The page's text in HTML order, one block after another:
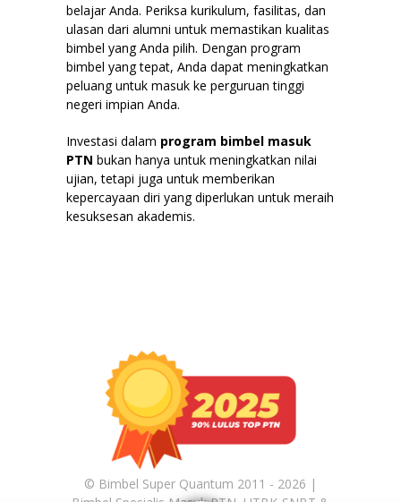
belajar Anda. Periksa kurikulum, fasilitas, dan
ulasan dari alumni untuk memastikan kualitas
bimbel yang Anda pilih. Dengan program
bimbel yang tepat, Anda dapat meningkatkan
peluang untuk masuk ke perguruan tinggi
negeri impian Anda.
Investasi dalam program bimbel masuk
PTN bukan hanya untuk meningkatkan nilai
ujian, tetapi juga untuk memberikan
kepercayaan diri yang diperlukan untuk meraih
kesuksesan akademis.
© Bimbel Super Quantum 2011 - 2026 |